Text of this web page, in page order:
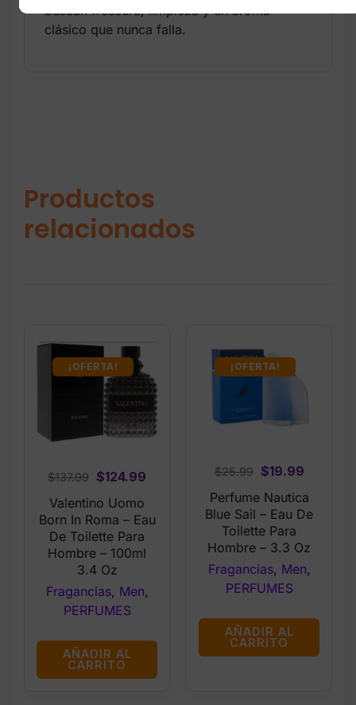
buscan frescura, limpieza y un aroma
clásico que nunca falla.
Productos
relacionados
¡OFERTA!
$137.99 Original
price
was:
$137.99.
$124.99
is:
Valentino Uomo
Born In Roma – Eau
De Toilette Para
Hombre – 100ml
3.4 Oz
Fragancias, Men,
PERFUMES
AÑADIR AL
CARRITO
¡OFERTA!
$25.99
Original
price
was:
$25.99.
$19.99Current
is:
Perfume Nautica
Blue Sail – Eau De
Toilette Para
Hombre – 3.3 Oz
Fragancias, Men,
PERFUMES
AÑADIR AL
CARRITO